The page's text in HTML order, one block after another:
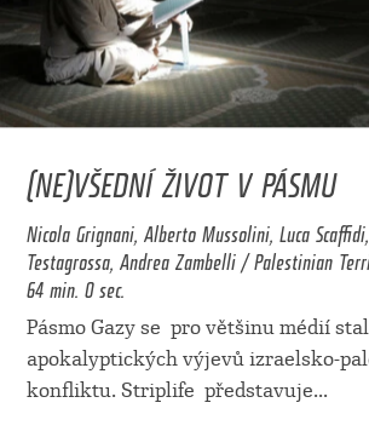
(NE)VŠEDNÍ ŽIVOT V PÁSMU
Nicola Grignani, Alberto Mussolini, Luca
Testagrossa, Andrea Zambelli / Palestinian
64 min. 0 sec.
Pásmo Gazy se pro většinu médií
apokalyptických výjevů izraelsko-
konfliktu. Striplife představuje...